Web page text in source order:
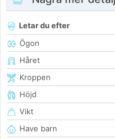
Letar du efter
Ögon
Håret
Kroppen
Höjd
Vikt
Have barn